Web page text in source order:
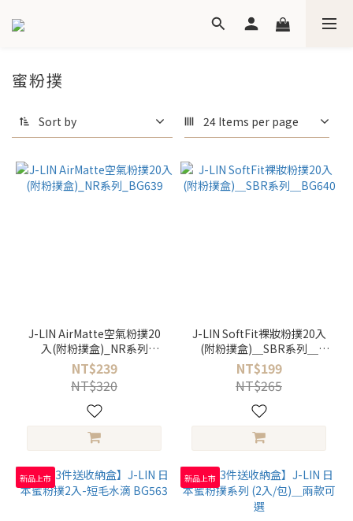
蜜粉撲
Sort by 24 Items per page
J-LIN AirMatte空氣粉撲20
入(附粉撲盒)_NR系列
_BG639
NT$239
NT$320
J-LIN SoftFit裸妝粉撲20入
(附粉撲盒)＿SBR系列＿
BG640
NT$199
NT$265
新品上市 新品上市